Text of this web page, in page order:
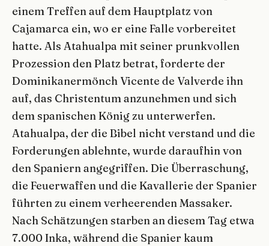
einem Treffen auf dem Hauptplatz von
Cajamarca ein, wo er eine Falle vorbereitet
hatte. Als Atahualpa mit seiner prunkvollen
Prozession den Platz betrat, forderte der
Dominikanermönch Vicente de Valverde ihn
auf, das Christentum anzunehmen und sich
dem spanischen König zu unterwerfen.
Atahualpa, der die Bibel nicht verstand und die
Forderungen ablehnte, wurde daraufhin von
den Spaniern angegriffen. Die Überraschung,
die Feuerwaffen und die Kavallerie der Spanier
führten zu einem verheerenden Massaker.
Nach Schätzungen starben an diesem Tag etwa
7.000 Inka, während die Spanier kaum